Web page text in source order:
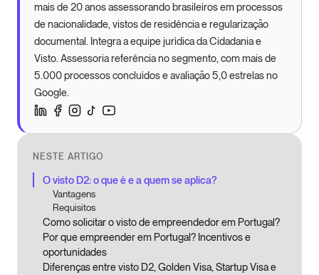
mais de 20 anos assessorando brasileiros em processos
de nacionalidade, vistos de residência e regularização
documental. Integra a equipe jurídica da Cidadania e
Visto. Assessoria referência no segmento, com mais de
5.000 processos concluídos e avaliação 5,0 estrelas no
Google.
NESTE ARTIGO
O visto D2: o que é e a quem se aplica?
Vantagens
Requisitos
Como solicitar o visto de empreendedor em Portugal?
Por que empreender em Portugal? Incentivos e
oportunidades
Diferenças entre visto D2, Golden Visa, Startup Visa e